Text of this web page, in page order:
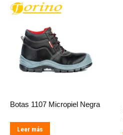
Botas 1107 Micropiel Negra
Leer más